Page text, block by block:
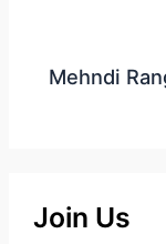
Mehndi
Join Us